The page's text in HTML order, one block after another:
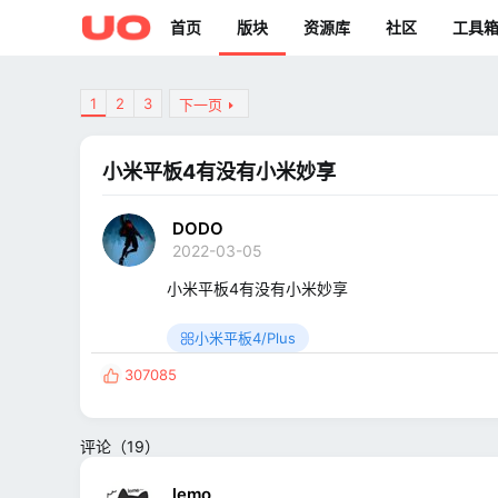
首页 版块 资源库 社区 工具箱
1 2 3 下一页
小米平板4有没有小米妙享
DODO
2022-03-05
小米平板4有没有小米妙享
小米平板4/Plus
反
:
307085
评论（19）